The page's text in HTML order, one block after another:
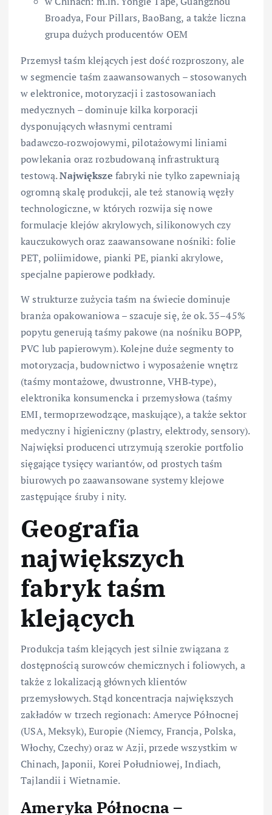
Broadya, Four Pillars, BaoBang, a także liczna
grupa dużych producentów OEM
Przemysł taśm klejących jest dość rozproszony, ale
w segmencie taśm zaawansowanych – stosowanych
w elektronice, motoryzacji i zastosowaniach
medycznych – dominuje kilka korporacji
dysponujących własnymi centrami
badawczo‑rozwojowymi, pilotażowymi liniami
powlekania oraz rozbudowaną infrastrukturą
testową.Największe fabryki nie tylko zapewniają
ogromną skalę produkcji, ale też stanowią węzły
technologiczne, w których rozwija się nowe
formulacje klejów akrylowych, silikonowych czy
kauczukowych oraz zaawansowane nośniki: folie
PET, poliimidowe, pianki PE, pianki akrylowe,
specjalne papierowe podkłady.
W strukturze zużycia taśm na świecie dominuje
branża opakowaniowa – szacuje się, że ok. 35–45%
popytu generują taśmy pakowe (na nośniku BOPP,
PVC lub papierowym). Kolejne duże segmenty to
motoryzacja, budownictwo i wyposażenie wnętrz
(taśmy montażowe, dwustronne, VHB‑type),
elektronika konsumencka i przemysłowa (taśmy
EMI, termoprzewodzące, maskujące), a także sektor
medyczny i higieniczny (plastry, elektrody, sensory).
Najwięksi producenci utrzymują szerokie portfolio
sięgające tysięcy wariantów, od prostych taśm
biurowych po zaawansowane systemy klejowe
zastępujące śruby i nity.
Geografia
największych
fabryk taśm
klejących
Produkcja taśm klejących jest silnie związana z
dostępnością surowców chemicznych i foliowych, a
także z lokalizacją głównych klientów
przemysłowych. Stąd koncentracja największych
zakładów w trzech regionach: Ameryce Północnej
(USA, Meksyk), Europie (Niemcy, Francja, Polska,
Włochy, Czechy) oraz w Azji, przede wszystkim w
Chinach, Japonii, Korei Południowej, Indiach,
Tajlandii i Wietnamie.
Ameryka Północna –